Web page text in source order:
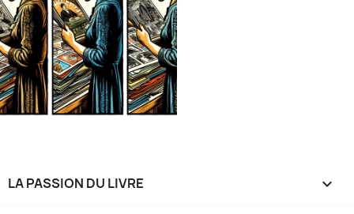
LA PASSION DU LIVRE 